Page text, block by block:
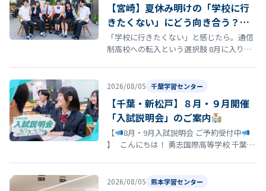
【宮崎】夏休み明けの「学校に行
きたくない」にどう向き合う？通
信制高校という選択肢
「学校に行きたくない」と感じたら。通信
制高校への転入という選択肢 8月に入り、
2026/08/05 千葉学習センター
【千葉・新松戸】８月・９月開催
「入試説明会」のご案内
【
8月・9月入試説明会 ご予約受付中
】 こんにちは！ 勇志国際高等学校 千葉学
2026/08/05 熊本学習センター